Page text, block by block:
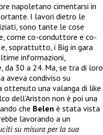
napoletano cimentarsi in
I lavori dietro le
sono tante le cose
come co-conduttore e co-
soprattutto, i Big in gara
informazioni,
da 30 a 24. Ma, se tra di loro
aveva condiviso su
ottenuto una valanga di like
dell’Ariston non è poi una
che Belen è stata vista
lavorando a un
su misura per la sua